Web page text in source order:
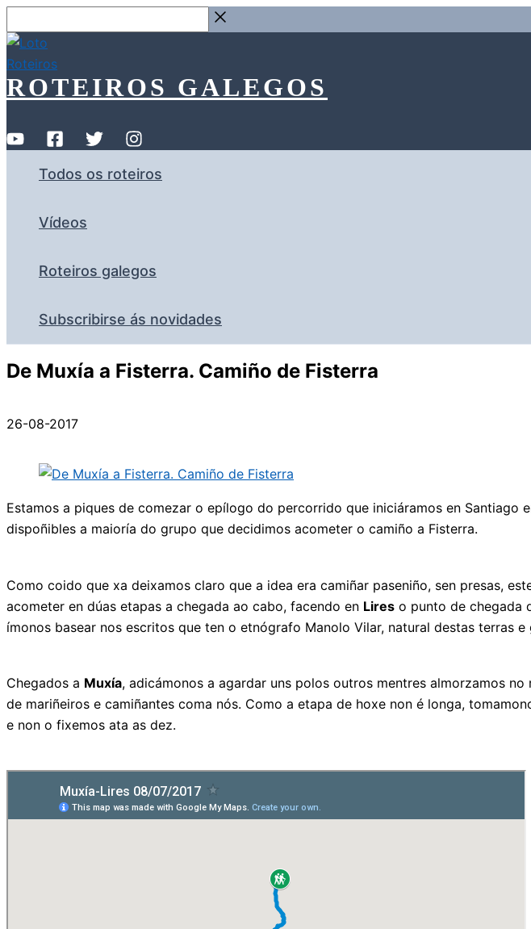
ao
contido
…
ROTEIROS GALEGOS
Todos os roteiros
Vídeos
Roteiros galegos
Subscribirse ás novidades
De Muxía a Fisterra. Camiño de Fisterra
26-08-2017
Estamos a piques de comezar o epílogo do percorrido que iniciáramos en Santiago
dispoñibles a maioría do grupo que decidimos acometer o camiño a Fisterra.
Como coido que xa deixamos claro que a idea era camiñar paseniño, sen presas,
acometer en dúas etapas a chegada ao cabo, facendo en Lires o punto de chegada
ímonos basear nos escritos que ten o etnógrafo Manolo Vilar, natural destas terras e
Chegados a Muxía, adicámonos a agardar uns polos outros mentres almorzamos no
de mariñeiros e camiñantes coma nós. Como a etapa de hoxe non é longa,
e non o fixemos ata as dez.